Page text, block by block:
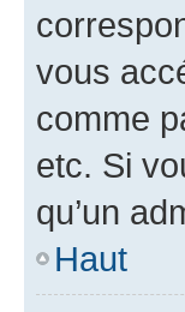
vous
comme
etc. Si
qu’un
Haut